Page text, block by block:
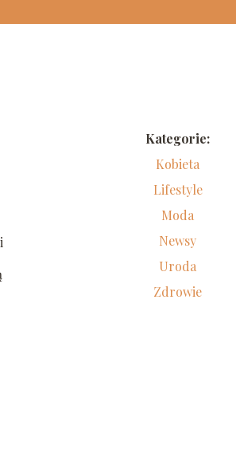
Kategorie:
Kobieta
Lifestyle
Moda
Newsy
Uroda
Zdrowie